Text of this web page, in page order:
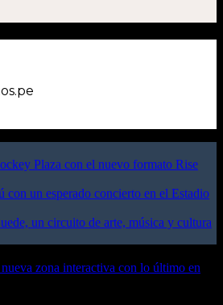
Plaza con el nuevo formato Rise
con un esperado concierto en el Estadio
un circuito de arte, música y cultura